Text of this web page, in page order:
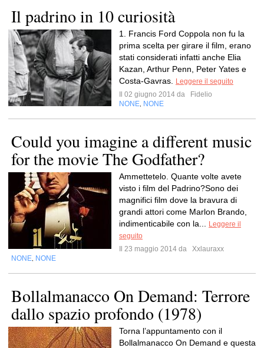
Il padrino in 10 curiosità
1. Francis Ford Coppola non fu la
prima scelta per girare il film, erano
stati considerati infatti anche Elia
Kazan, Arthur Penn, Peter Yates e
Costa-Gavras.
Leggere il seguito
Il 02 giugno 2014 da
Fidelio
NONE NONE
Could you imagine a different music
for the movie The Godfather?
Ammettetelo. Quante volte avete
visto i film del Padrino?Sono dei
magnifici film dove la bravura di
grandi attori come Marlon Brando,
indimenticabile con la...
Leggere il
seguito
Il 23 maggio 2014 da
Xxlauraxx
NONE NONE
Bollalmanacco On Demand: Terrore
dallo spazio profondo (1978)
Torna l’appuntamento con il
Bollalmanacco On Demand e questa